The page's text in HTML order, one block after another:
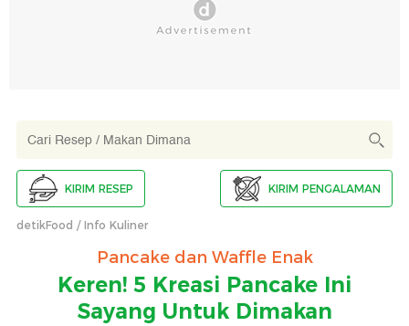
KIRIM RESEP KIRIM PENGALAMAN
detikFood Info Kuliner
Pancake dan Waffle Enak
Keren! 5 Kreasi Pancake Ini
Sayang Untuk Dimakan